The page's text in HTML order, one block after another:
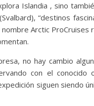
Islandia , sino
“destinos
nombre Arctic
no hay cambio
con el conocido
siguen siendo